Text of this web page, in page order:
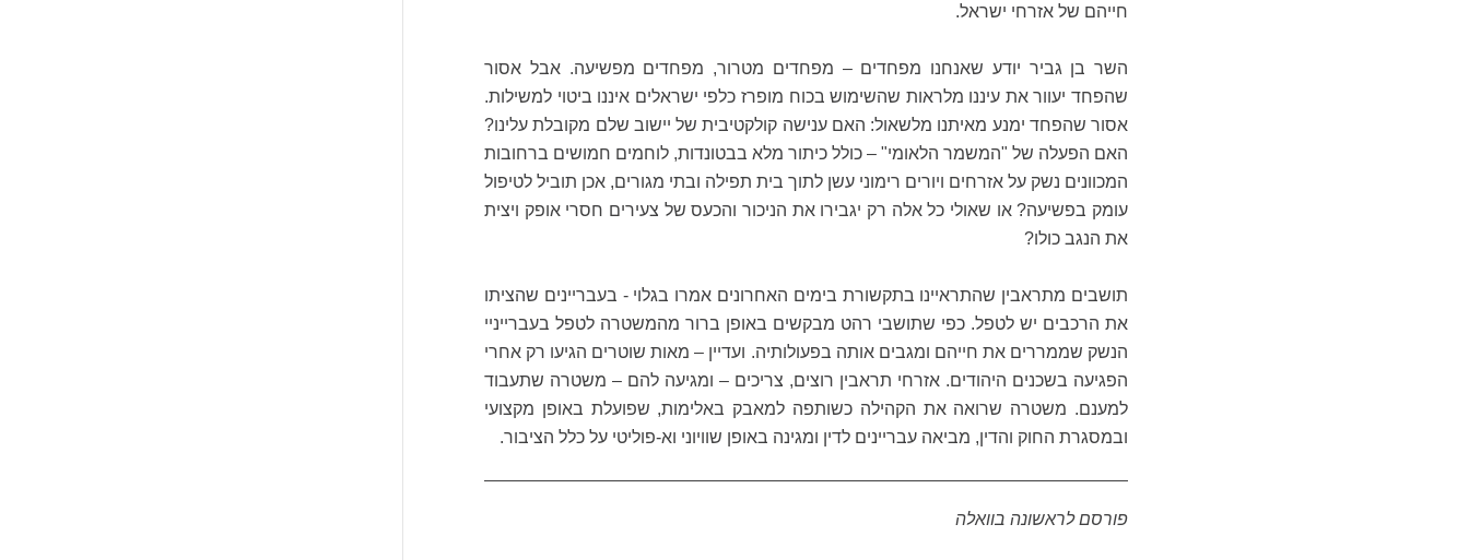
חייהם של אזרחי ישראל.
השר בן גביר יודע שאנחנו מפחדים – מפחדים מטרור, מפחדים מפשיעה. אבל אסור
שהפחד יעוור את עיננו מלראות שהשימוש בכוח מופרז כלפי ישראלים איננו ביטוי למשילות.
אסור שהפחד ימנע מאיתנו מלשאול: האם ענישה קולקטיבית של יישוב שלם מקובלת עלינו?
האם הפעלה של "המשמר הלאומי" – כולל כיתור מלא בבטונדות, לוחמים חמושים ברחובות
המכוונים נשק על אזרחים ויורים רימוני עשן לתוך בית תפילה ובתי מגורים, אכן תוביל לטיפול
עומק בפשיעה? או שאולי כל אלה רק יגבירו את הניכור והכעס של צעירים חסרי אופק ויצית
את הנגב כולו?
תושבים מתראבין שהתראיינו בתקשורת בימים האחרונים אמרו בגלוי - בעבריינים שהציתו
את הרכבים יש לטפל. כפי שתושבי רהט מבקשים באופן ברור מהמשטרה לטפל בעברייניי
הנשק שממררים את חייהם ומגבים אותה בפעולותיה. ועדיין – מאות שוטרים הגיעו רק אחרי
הפגיעה בשכנים היהודים. אזרחי תראבין רוצים, צריכים – ומגיעה להם – משטרה שתעבוד
למענם. משטרה שרואה את הקהילה כשותפה למאבק באלימות, שפועלת באופן מקצועי
ובמסגרת החוק והדין, מביאה עבריינים לדין ומגינה באופן שוויוני וא-פוליטי על כלל הציבור.
פורסם לראשונה בוואלה